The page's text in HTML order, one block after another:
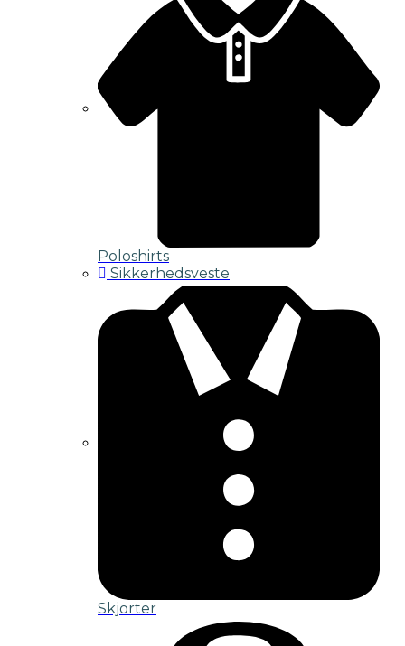
Poloshirts
Sikkerhedsveste
Skjorter